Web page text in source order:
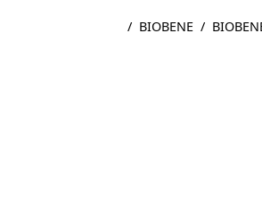
Página de inicio
BIOBENE